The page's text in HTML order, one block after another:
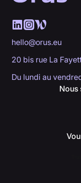
hello@orus.eu
20 bis rue La
Du lundi au
Nous